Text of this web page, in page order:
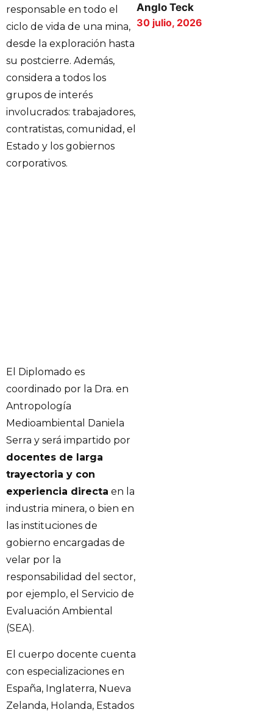
responsable en todo el
ciclo de vida de una mina,
desde la exploración hasta
su postcierre. Además,
considera a todos los
grupos de interés
involucrados: trabajadores,
contratistas, comunidad, el
Estado y los gobiernos
corporativos.
El Diplomado es
coordinado por la Dra. en
Antropología
Medioambiental Daniela
Serra y será impartido por
docentes de larga
trayectoria y con
experiencia directa en la
industria minera, o bien en
las instituciones de
gobierno encargadas de
velar por la
responsabilidad del sector,
por ejemplo, el Servicio de
Evaluación Ambiental
(SEA).
El cuerpo docente cuenta
con especializaciones en
España, Inglaterra, Nueva
Zelanda, Holanda, Estados
Anglo Teck
30 julio, 2026